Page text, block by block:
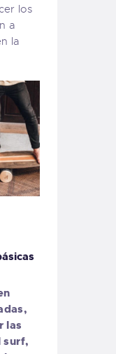
los
a
la
las
surf,